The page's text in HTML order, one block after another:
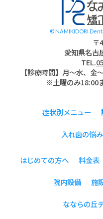
© NAMIKIDORI
〒
愛知県名古
TEL.
【診療時間】月〜水、
※土曜のみ18:00
症状別メニュー
入れ歯の悩
はじめての方へ 料金表
院内設備 施
なならの丘